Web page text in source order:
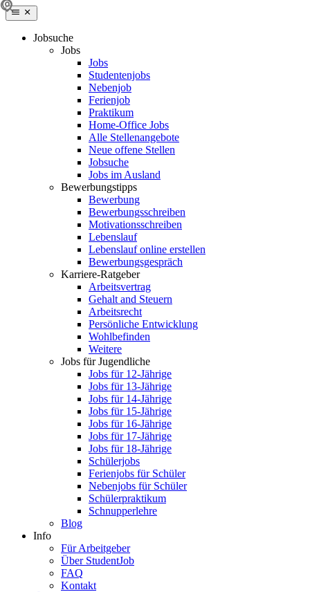
Jobsuche
Jobs
Jobs
Studentenjobs
Nebenjob
Ferienjob
Praktikum
Home-Office Jobs
Alle Stellenangebote
Neue offene Stellen
Jobsuche
Jobs im Ausland
Bewerbungstipps
Bewerbung
Bewerbungsschreiben
Motivationsschreiben
Lebenslauf
Lebenslauf online erstellen
Bewerbungsgespräch
Karriere-Ratgeber
Arbeitsvertrag
Gehalt and Steuern
Arbeitsrecht
Persönliche Entwicklung
Wohlbefinden
Weitere
Jobs für Jugendliche
Jobs für 12-Jährige
Jobs für 13-Jährige
Jobs für 14-Jährige
Jobs für 15-Jährige
Jobs für 16-Jährige
Jobs für 17-Jährige
Jobs für 18-Jährige
Schülerjobs
Ferienjobs für Schüler
Nebenjobs für Schüler
Schülerpraktikum
Schnupperlehre
Blog
Info
Für Arbeitgeber
Über StudentJob
FAQ
Kontakt